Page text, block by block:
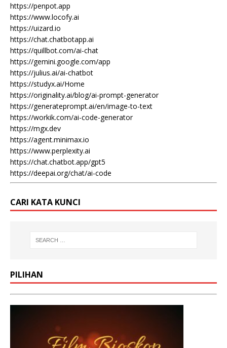
https://penpot.app
https://www.locofy.ai
https://uizard.io
https://chat.chatbotapp.ai
https://quillbot.com/ai-chat
https://gemini.google.com/app
https://julius.ai/ai-chatbot
https://studyx.ai/Home
https://originality.ai/blog/ai-prompt-generator
https://generateprompt.ai/en/image-to-text
https://workik.com/ai-code-generator
https://mgx.dev
https://agent.minimax.io
https://www.perplexity.ai
https://chat.chatbot.app/gpt5
https://deepai.org/chat/ai-code
CARI KATA KUNCI
PILIHAN